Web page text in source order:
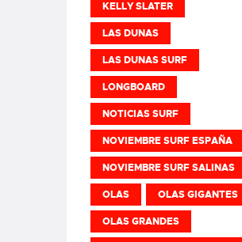
KELLY SLATER
LAS DUNAS
LAS DUNAS SURF
LONGBOARD
NOTICIAS SURF
NOVIEMBRE SURF ESPAÑA
NOVIEMBRE SURF SALINAS
OLAS OLAS GIGANTES
OLAS GRANDES